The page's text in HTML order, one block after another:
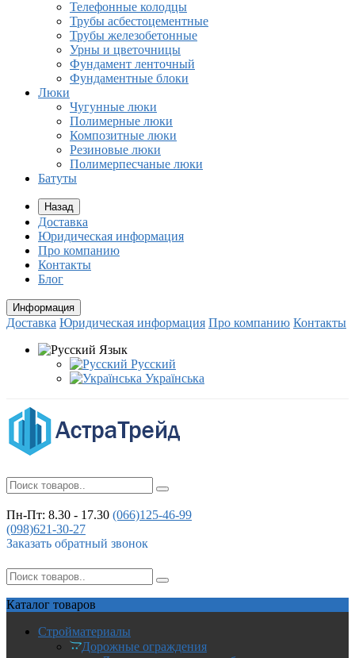
Телефонные колодцы
Трубы асбестоцементные
Трубы железобетонные
Урны и цветочницы
Фундамент ленточный
Фундаментные блоки
Люки
Чугунные люки
Полимерные люки
Композитные люки
Резиновые люки
Полимерпесчаные люки
Батуты
Назад
Доставка
Юридическая информация
Про компанию
Контакты
Блог
Информация
Доставка Юридическая информация Про компанию Контакты
Язык
Русский
Українська
Пн-Пт: 8.30 - 17.30 (066)125-46-99
(098)621-30-27
Заказать обратный звонок
Каталог товаров
Стройматериалы
Дорожные ограждения